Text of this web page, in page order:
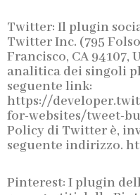
Twitter: Il plugin
Twitter Inc. (795
Francisco, CA 94107,
analitica dei singoli
seguente link:
https://
for-websites/tweet-
Policy di Twitter è,
seguente indirizzo.
Pinterest: I plugin